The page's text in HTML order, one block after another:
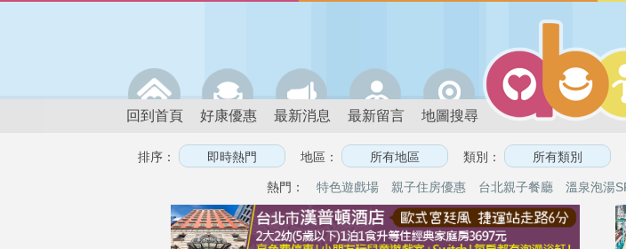
回到首頁 好康優惠 最新消息 最新留言 地圖搜尋
排序： 地區： 類別：
熱門： 特色遊戲場 親子住房優惠 台北親子餐廳 溫泉泡湯